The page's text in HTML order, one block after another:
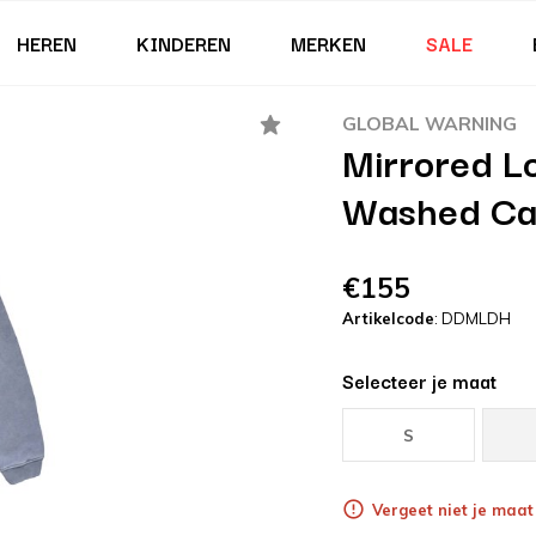
HEREN KINDEREN MERKEN SALE
GLOBAL WARNING
Mirrored
Washed
€155
Artikelcode: DDMLDH
Selecteer je maat
S
Vergeet niet je